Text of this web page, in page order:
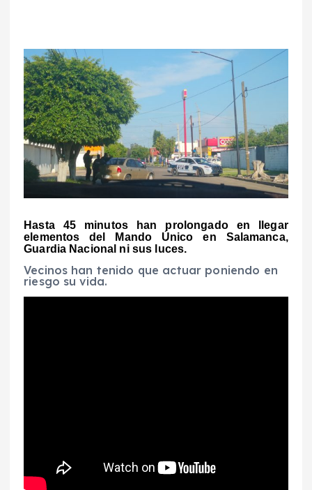
Hasta 45 minutos han prolongado en llegar
elementos del Mando Único en Salamanca,
Guardia Nacional ni sus luces.
Vecinos han tenido que actuar poniendo en
riesgo su vida.